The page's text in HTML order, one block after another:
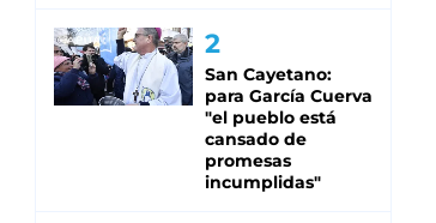
San Cayetano:
para García Cuerva
"el pueblo está
cansado de
promesas
incumplidas"